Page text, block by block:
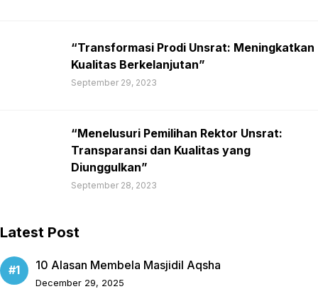
“Transformasi Prodi Unsrat: Meningkatkan
Kualitas Berkelanjutan”
September 29, 2023
“Menelusuri Pemilihan Rektor Unsrat:
Transparansi dan Kualitas yang
Diunggulkan”
September 28, 2023
Latest Post
10 Alasan Membela Masjidil Aqsha
December 29, 2025